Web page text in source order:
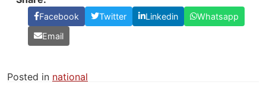
Facebook Twitter Linkedin
Whatsapp
Email
Posted in national